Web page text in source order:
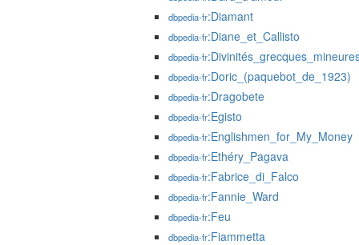
dbpedia-fr:Diamant
dbpedia-fr:Diane_et_Callisto
dbpedia-fr
dbpedia-fr:Doric_(paquebot_de_1923)
dbpedia-fr:Dragobete
dbpedia-fr:Egisto
dbpedia-fr:Englishmen_for_My_Money
dbpedia-fr:Ethéry_Pagava
dbpedia-fr:Fabrice_di_Falco
dbpedia-fr:Fannie_Ward
dbpedia-fr:Feu
dbpedia-fr:Fiammetta